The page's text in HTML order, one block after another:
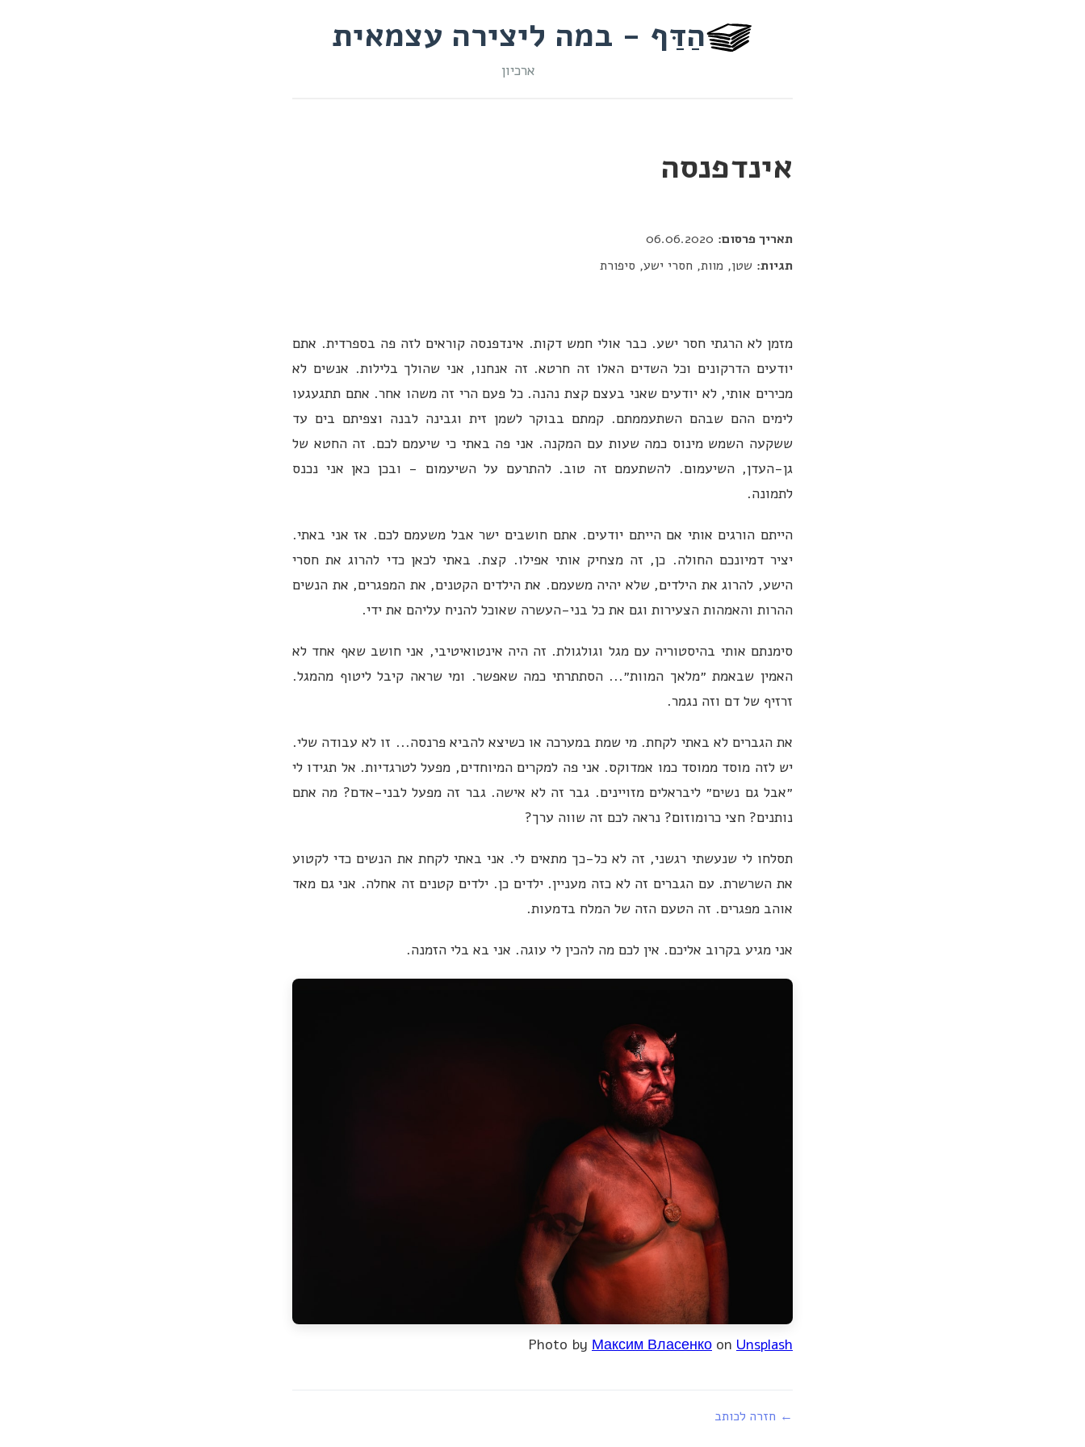
הַדַּף - במה ליצירה עצמאית
ארכיון
אינדפנסה
תאריך פרסום:
תגיות: שטן, מוות, חסרי ישע, סיפורת
מזמן לא הרגתי חסר ישע. כבר אולי חמש דקות. אינדפנסה קוראים לזה פה בספרדית. אתם
יודעים הדרקונים וכל השדים האלו זה חרטא. זה אנחנו, אני שהולך בלילות. אנשים לא
מכירים אותי, לא יודעים שאני בעצם קצת נהנה. כל פעם הרי זה משהו אחר. אתם תתגעגעו
לימים ההם שבהם השתעממתם. קמתם בבוקר לשמן זית וגבינה לבנה וצפיתם בים עד
ששקעה השמש מינוס כמה שעות עם המקנה. אני פה באתי כי שיעמם לכם. זה החטא של
גן-העדן, השיעמום. להשתעמם זה טוב. להתרעם על השיעמום - ובכן כאן אני נכנס
לתמונה.
הייתם הורגים אותי אם הייתם יודעים. אתם חושבים ישר אבל משעמם לכם. אז אני באתי.
יציר דמיונכם החולה. כן, זה מצחיק אותי אפילו. קצת. באתי לכאן כדי להרוג את חסרי
הישע, להרוג את הילדים, שלא יהיה משעמם. את הילדים הקטנים, את המפגרים, את הנשים
ההרות והאמהות הצעירות וגם את כל בני-העשרה שאוכל להניח עליהם את ידי.
סימנתם אותי בהיסטוריה עם מגל וגולגולת. זה היה אינטואיטיבי, אני חושב שאף אחד לא
האמין שבאמת ״מלאך המוות״... הסתתרתי כמה שאפשר. ומי שראה קיבל ליטוף מהמגל.
זרזיף של דם וזה נגמר.
את הגברים לא באתי לקחת. מי שמת במערכה או כשיצא להביא פרנסה... זו לא עבודה שלי.
יש לזה מוסד ממוסד כמו אמדוקס. אני פה למקרים המיוחדים, מפעל לטרגדיות. אל תגידו לי
״אבל גם נשים״ ליבראלים מזויינים. גבר זה לא אישה. גבר זה מפעל לבני-אדם? מה אתם
נותנים? חצי כרומוזום? נראה לכם זה שווה ערך?
תסלחו לי שנעשתי רגשני, זה לא כל-כך מתאים לי. אני באתי לקחת את הנשים כדי לקטוע
את השרשרת. עם הגברים זה לא כזה מעניין. ילדים כן. ילדים קטנים זה אחלה. אני גם מאד
אוהב מפגרים. זה הטעם הזה של המלח בדמעות.
אני מגיע בקרוב אליכם. אין לכם מה להכין לי עוגה. אני בא בלי הזמנה.
Photo by Максим Власенко on Unsplash
← חזרה לכותב